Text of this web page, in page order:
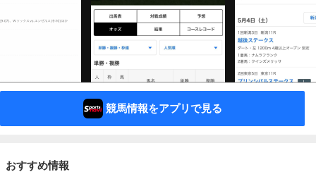
競馬情報をアプリで見る
おすすめ情報